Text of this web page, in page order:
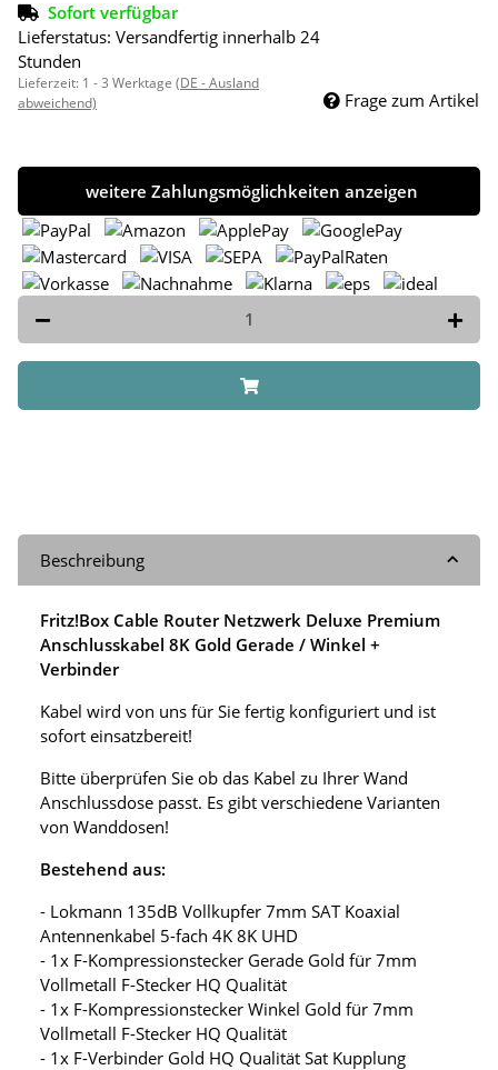
Sofort verfügbar
Lieferstatus: Versandfertig innerhalb 24
Stunden
Lieferzeit: 1 - 3 Werktage (DE - Ausland
abweichend)
Frage zum Artikel
weitere Zahlungsmöglichkeiten anzeigen
Beschreibung
Fritz!Box Cable Router Netzwerk Deluxe Premium
Anschlusskabel 8K Gold Gerade / Winkel +
Verbinder
Kabel wird von uns für Sie fertig konfiguriert und ist
sofort einsatzbereit!
Bitte überprüfen Sie ob das Kabel zu Ihrer Wand
Anschlussdose passt. Es gibt verschiedene Varianten
von Wanddosen!
Bestehend aus:
- Lokmann 135dB Vollkupfer 7mm SAT Koaxial
Antennenkabel 5-fach 4K 8K UHD
- 1x F-Kompressionstecker Gerade Gold für 7mm
Vollmetall F-Stecker HQ Qualität
- 1x F-Kompressionstecker Winkel Gold für 7mm
Vollmetall F-Stecker HQ Qualität
- 1x F-Verbinder Gold HQ Qualität Sat Kupplung